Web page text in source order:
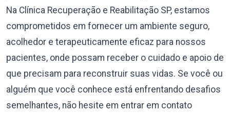
Na Clínica Recuperação e Reabilitação SP, estamos
comprometidos em fornecer um ambiente seguro,
acolhedor e terapeuticamente eficaz para nossos
pacientes, onde possam receber o cuidado e apoio de
que precisam para reconstruir suas vidas. Se você ou
alguém que você conhece está enfrentando desafios
semelhantes, não hesite em entrar em contato